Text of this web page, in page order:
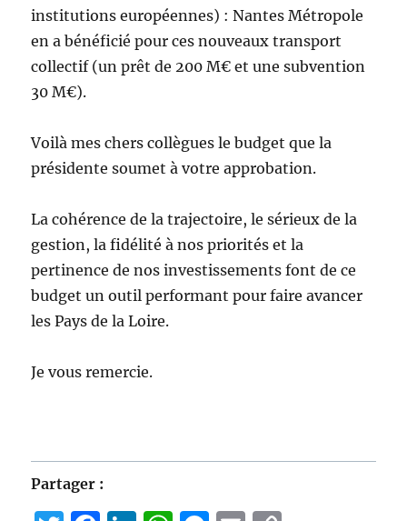
institutions européennes) : Nantes Métropole
en a bénéficié pour ces nouveaux transport
collectif (un prêt de 200 M€ et une subvention
30 M€).
Voilà mes chers collègues le budget que la
présidente soumet à votre approbation.
La cohérence de la trajectoire, le sérieux de la
gestion, la fidélité à nos priorités et la
pertinence de nos investissements font de ce
budget un outil performant pour faire avancer
les Pays de la Loire.
Je vous remercie.
Partager :